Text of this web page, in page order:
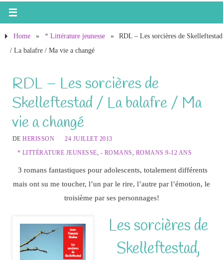
Home » * Littérature jeunesse »
RDL – Les sorcières de Skelleftestad
/ La balafre / Ma vie a changé
RDL – Les sorcières de
Skelleftestad / La balafre / Ma
vie a changé
DEHERISSON
24 JUILLET 2013
* LITTÉRATURE JEUNESSE, - ROMANS, ROMANS 9-12 ANS
3 romans fantastiques pour adolescents, totalement différents
mais ont su me toucher, l’un par le rire, l’autre par l’émotion, le
troisième par ses personnages!
Les sorcières de
Skelleftestad,